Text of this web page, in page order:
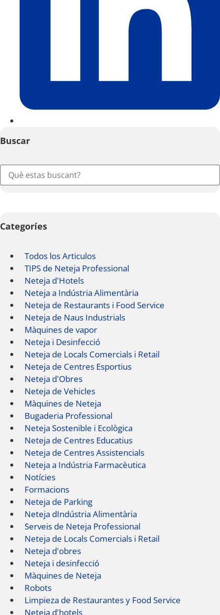
Buscar
Categoríes
Todos los Articulos
TIPS de Neteja Professional
Neteja d'Hotels
Neteja a Indústria Alimentària
Neteja de Restaurants i Food Service
Neteja de Naus Industrials
Màquines de vapor
Neteja i Desinfecció
Neteja de Locals Comercials i Retail
Neteja de Centres Esportius
Neteja d'Obres
Neteja de Vehicles
Màquines de Neteja
Bugaderia Professional
Neteja Sostenible i Ecològica
Neteja de Centres Educatius
Neteja de Centres Assistencials
Neteja a Indústria Farmacèutica
Notícies
Formacions
Neteja de Parking
Neteja dIndústria Alimentària
Serveis de Neteja Professional
Neteja de Locals Comercials i Retail
Neteja d'obres
Neteja i desinfecció
Màquines de Neteja
Robots
Limpieza de Restaurantes y Food Service
Neteja d'hotels